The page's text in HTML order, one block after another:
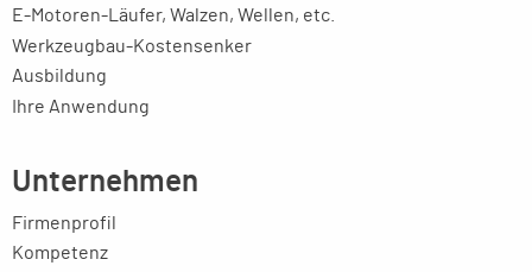
E-Motoren-Läufer, Walzen, Wellen, etc.
Werkzeugbau-Kostensenker
Ausbildung
Ihre Anwendung
Unternehmen
Firmenprofil
Kompetenz